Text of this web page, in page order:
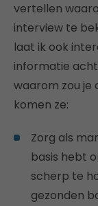
vertellen
interview te
laat ik ook
informatie
waarom zou je
komen ze:
Zorg als
basis hebt
scherp te
gezonden